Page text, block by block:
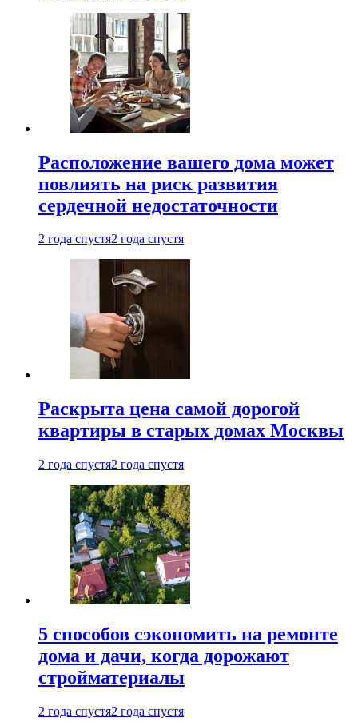
Расположение вашего дома может
повлиять на риск развития
сердечной недостаточности
2 года спустя2 года спустя
Раскрыта цена самой дорогой
квартиры в старых домах Москвы
2 года спустя2 года спустя
5 способов сэкономить на ремонте
дома и дачи, когда дорожают
стройматериалы
2 года спустя2 года спустя